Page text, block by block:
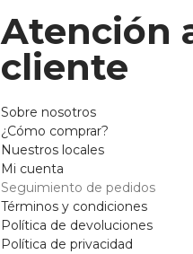
Atención
cliente
Sobre nosotros
¿Cómo comprar?
Nuestros locales
Mi cuenta
Seguimiento de pedidos
Términos y condiciones
Política de devoluciones
Política de privacidad